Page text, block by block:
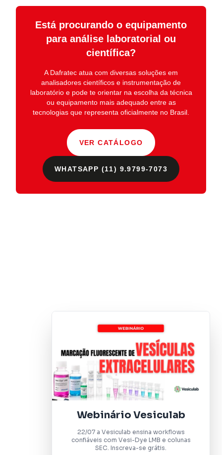
Webinário Vesiculab
22/07 a Vesiculab ensina workflows
confiáveis com Vesi-Dye LMB e colunas
SEC. Inscreva-se grátis.
Está procurando o equipamento
para análise laboratorial ou
científica?
A Dafratec atua com diversas soluções em
analisadores científicos e instrumentação de
laboratórioe pode te orientar na escolha da técnica
ou equipamento mais adequado entre as
tecnologias que representa oficialmente no Brasil.
VER CATÁLOGO
WHATSAPP (11) 9.9799-7073